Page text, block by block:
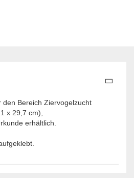
den Bereich Ziervogelzucht
x 29,7 cm),
erhältlich.